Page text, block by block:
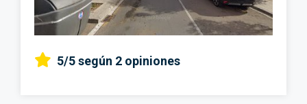
5/5según 2 opiniones